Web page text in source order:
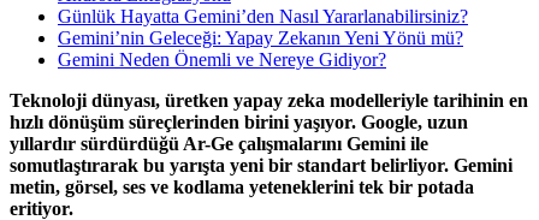
Günlük Hayatta Gemini’den Nasıl Yararlanabilirsiniz?
Gemini’nin Geleceği: Yapay Zekanın Yeni Yönü mü?
Gemini Neden Önemli ve Nereye Gidiyor?
​​Teknoloji dünyası, üretken yapay zeka modelleriyle tarihinin en
hızlı dönüşüm süreçlerinden birini yaşıyor. Google, uzun
yıllardır sürdürdüğü Ar-Ge çalışmalarını Gemini ile
somutlaştırarak bu yarışta yeni bir standart belirliyor. Gemini
metin, görsel, ses ve kodlama yeteneklerini tek bir potada
eritiyor.